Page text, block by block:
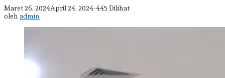
HET
Maret 26, 2024April 24, 2024oleh
-445 Dilihat
oleh admin